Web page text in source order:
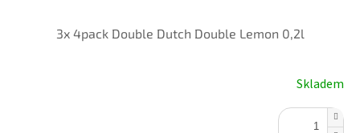
3x 4pack Double Dutch Double Lemon 0,2l
Skladem